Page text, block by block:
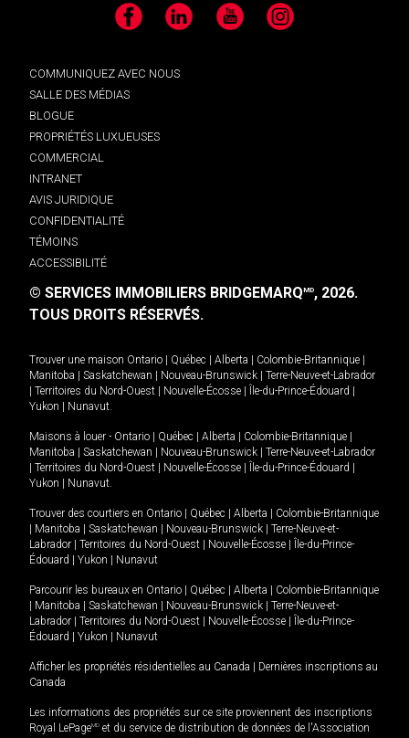
Facebook LinkedIn YouTube Instagram
COMMUNIQUEZ AVEC NOUS
SALLE DES MÉDIAS
BLOGUE
PROPRIÉTÉS LUXUEUSES
COMMERCIAL
INTRANET
AVIS JURIDIQUE
CONFIDENTIALITÉ
TÉMOINS
ACCESSIBILITÉ
© SERVICES IMMOBILIERS BRIDGEMARQMD, 2026.
TOUS DROITS RÉSERVÉS.
Trouver une maison Ontario Québec Alberta Colombie-Britannique
Manitoba
Saskatchewan Nouveau-Brunswick
Terre-Neuve-et-Labrador
Territoires du Nord-Ouest Nouvelle-Écosse Île-du-Prince-Édouard
Yukon
Nunavut.
Maisons à louer - Ontario Québec Alberta Colombie-Britannique
Manitoba
Saskatchewan Nouveau-Brunswick
Terre-Neuve-et-Labrador
Territoires du Nord-Ouest Nouvelle-Écosse Île-du-Prince-Édouard
Yukon
Nunavut.
Trouver des courtiers en Ontario Québec Alberta
Colombie-Britannique
Manitoba Saskatchewan Nouveau-Brunswick
Terre-Neuve-et-
Labrador
Territoires du Nord-Ouest Nouvelle-Écosse
Île-du-Prince-
Édouard
Yukon Nunavut
Parcourir les bureaux en Ontario Québec Alberta
Colombie-Britannique
Manitoba Saskatchewan Nouveau-Brunswick
Terre-Neuve-et-
Labrador
Territoires du Nord-Ouest Nouvelle-Écosse
Île-du-Prince-
Édouard
Yukon Nunavut
Afficher les propriétés résidentielles au Canada
Dernières inscriptions au
Canada
Les informations des propriétés sur ce site proviennent des inscriptions
Royal LePageMD et du service de distribution de données de l'Association